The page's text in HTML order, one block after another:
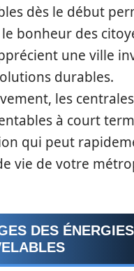
dès le début
le bonheur des
une ville
durables.
les
à court
qui peut
vie de votre
DES ÉNERGIES